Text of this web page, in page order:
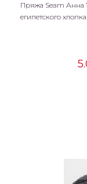
Пряжа Seam Анна
египетского